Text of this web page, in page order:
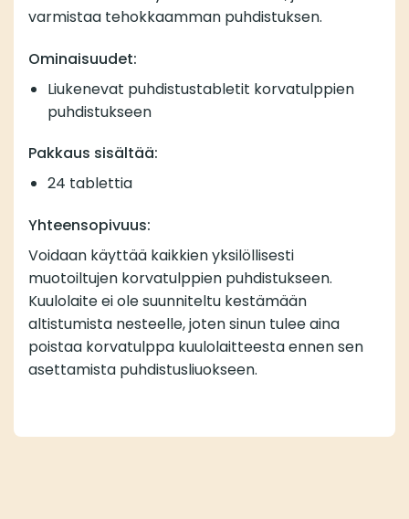
varmistaa tehokkaamman puhdistuksen.
Ominaisuudet:
Liukenevat puhdistustabletit korvatulppien
puhdistukseen
Pakkaus sisältää:
24 tablettia
Yhteensopivuus:
Voidaan käyttää kaikkien yksilöllisesti
muotoiltujen korvatulppien puhdistukseen.
Kuulolaite ei ole suunniteltu kestämään
altistumista nesteelle, joten sinun tulee aina
poistaa korvatulppa kuulolaitteesta ennen sen
asettamista puhdistusliuokseen.